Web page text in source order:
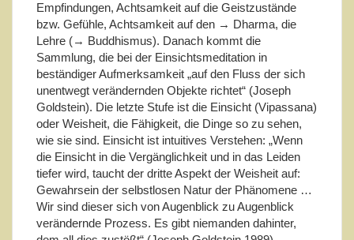
Empfindungen, Achtsamkeit auf die Geistzustände
bzw. Gefühle, Achtsamkeit auf den → Dharma, die
Lehre (→ Buddhismus). Danach kommt die
Sammlung, die bei der Einsichtsmeditation in
beständiger Aufmerksamkeit „auf den Fluss der sich
unentwegt verändernden Objekte richtet“ (Joseph
Goldstein). Die letzte Stufe ist die Einsicht (Vipassana)
oder Weisheit, die Fähigkeit, die Dinge so zu sehen,
wie sie sind. Einsicht ist intuitives Verstehen: „Wenn
die Einsicht in die Vergänglichkeit und in das Leiden
tiefer wird, taucht der dritte Aspekt der Weisheit auf:
Gewahrsein der selbstlosen Natur der Phänomene …
Wir sind dieser sich von Augenblick zu Augenblick
verändernde Prozess. Es gibt niemanden dahinter,